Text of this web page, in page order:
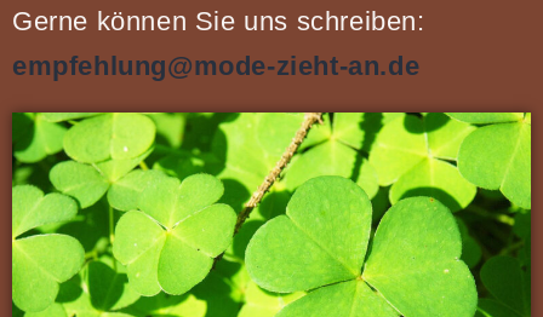
Gerne können Sie uns schreiben:
empfehlung@mode-zieht-an.de